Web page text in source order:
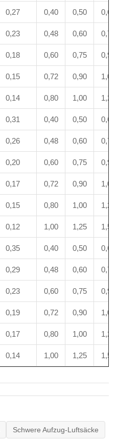
0,27 0,40 0,50 0,60
0,23 0,48 0,60 0,72
0,18 0,60 0,75 0,90
0,15 0,72 0,90 1,08
0,14 0,80 1,00 1,20
0,31 0,40 0,50 0,60
0,26 0,48 0,60 0,72
0,20 0,60 0,75 0,90
0,17 0,72 0,90 1,08
0,15 0,80 1,00 1,20
0,12 1,00 1,25 1,50
0,35 0,40 0,50 0,60
0,29 0,48 0,60 0,72
0,23 0,60 0,75 0,90
0,19 0,72 0,90 1,08
0,17 0,80 1,00 1,20
0,14 1,00 1,25 1,50
Schwere Aufzug-Luftsäcke